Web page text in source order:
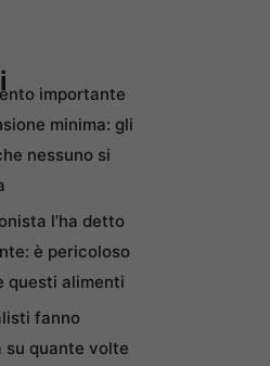
importante
minima: gli
nessuno si
l’ha detto
è pericoloso
questi alimenti
fanno
su quante volte